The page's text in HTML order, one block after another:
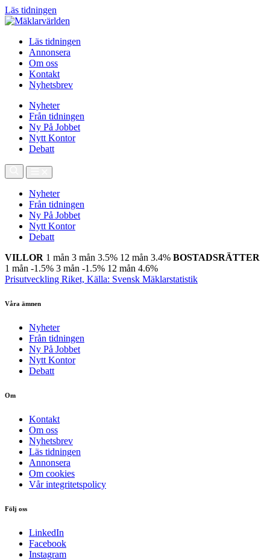
Läs tidningen
Läs tidningen
Annonsera
Om oss
Kontakt
Nyhetsbrev
Nyheter
Från tidningen
Ny På Jobbet
Nytt Kontor
Debatt
Nyheter
Från tidningen
Ny På Jobbet
Nytt Kontor
Debatt
VILLOR 1 mån 3 mån 3.5% 12 mån 3.4% BOSTADSRÄTTER
1 mån -1.5% 3 mån -1.5% 12 mån 4.6%
Prisutveckling Riket, Källa: Svensk Mäklarstatistik
Våra ämnen
Nyheter
Från tidningen
Ny På Jobbet
Nytt Kontor
Debatt
Om
Kontakt
Om oss
Nyhetsbrev
Läs tidningen
Annonsera
Om cookies
Vår integritetspolicy
Följ oss
LinkedIn
Facebook
Instagram